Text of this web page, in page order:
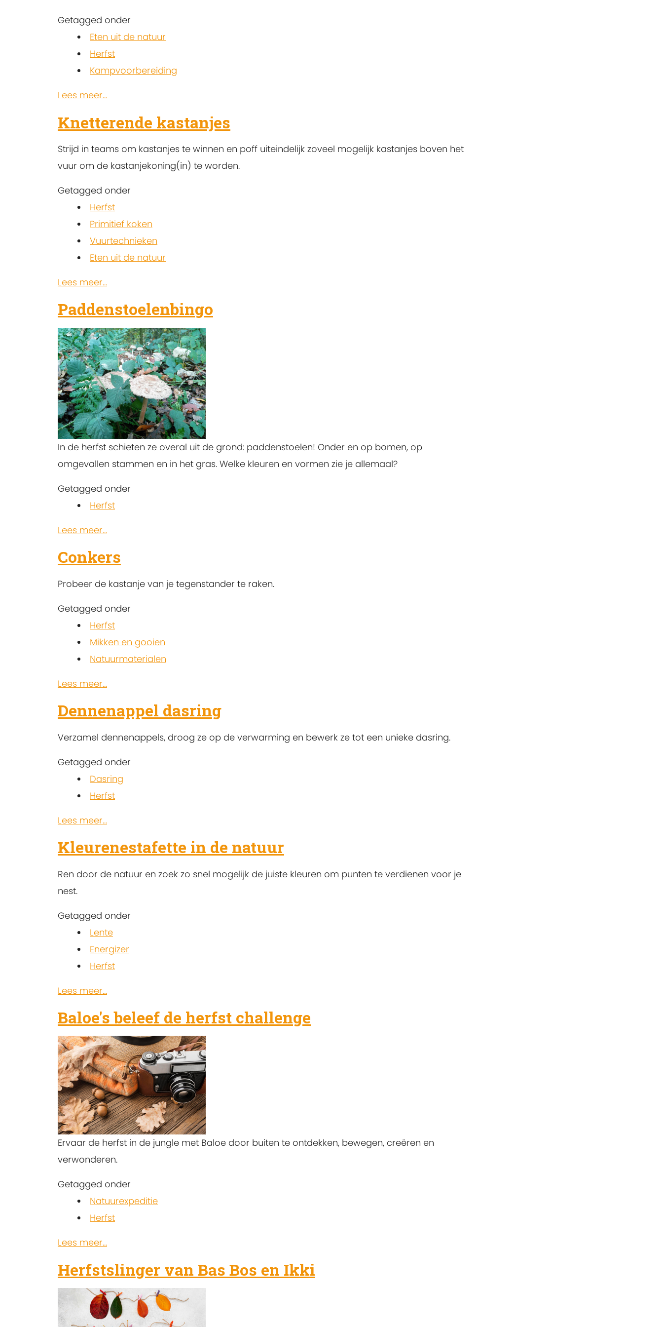
Getagged onder
Eten uit de natuur
Herfst
Kampvoorbereiding
Lees meer...
Knetterende kastanjes
Strijd in teams om kastanjes te winnen en poff uiteindelijk zoveel mogelijk kastanjes boven het
vuur om de kastanjekoning(in) te worden.
Getagged onder
Herfst
Primitief koken
Vuurtechnieken
Eten uit de natuur
Lees meer...
Paddenstoelenbingo
In de herfst schieten ze overal uit de grond: paddenstoelen! Onder en op bomen, op
omgevallen stammen en in het gras. Welke kleuren en vormen zie je allemaal?
Getagged onder
Herfst
Lees meer...
Conkers
Probeer de kastanje van je tegenstander te raken.
Getagged onder
Herfst
Mikken en gooien
Natuurmaterialen
Lees meer...
Dennenappel dasring
Verzamel dennenappels, droog ze op de verwarming en bewerk ze tot een unieke dasring.
Getagged onder
Dasring
Herfst
Lees meer...
Kleurenestafette in de natuur
Ren door de natuur en zoek zo snel mogelijk de juiste kleuren om punten te verdienen voor je
nest.
Getagged onder
Lente
Energizer
Herfst
Lees meer...
Baloe's beleef de herfst challenge
Ervaar de herfst in de jungle met Baloe door buiten te ontdekken, bewegen, creëren en
verwonderen.
Getagged onder
Natuurexpeditie
Herfst
Lees meer...
Herfstslinger van Bas Bos en Ikki